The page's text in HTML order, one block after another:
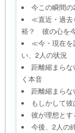
今この瞬間
≪直近・過去
裕？ 彼の心を
≪今・現在を
い、2人の状況
距離縮まら
く本音
距離縮まら
もしかして
彼が理想と
今後、2人の